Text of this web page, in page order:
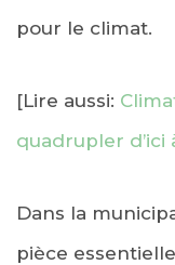
pour le climat.
[Lire aussi:
quadrupler d’ici
Dans la
pièce